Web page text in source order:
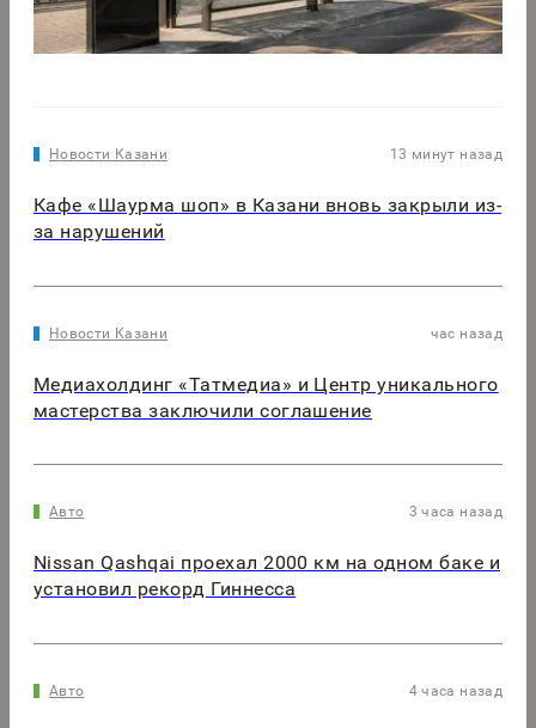
Новости Казани 13 минут назад
Кафе «Шаурма шоп» в Казани вновь закрыли из-
за нарушений
Новости Казани час назад
Медиахолдинг «Татмедиа» и Центр уникального
мастерства заключили соглашение
Авто 3 часа назад
Nissan Qashqai проехал 2000 км на одном баке и
установил рекорд Гиннесса
Авто 4 часа назад